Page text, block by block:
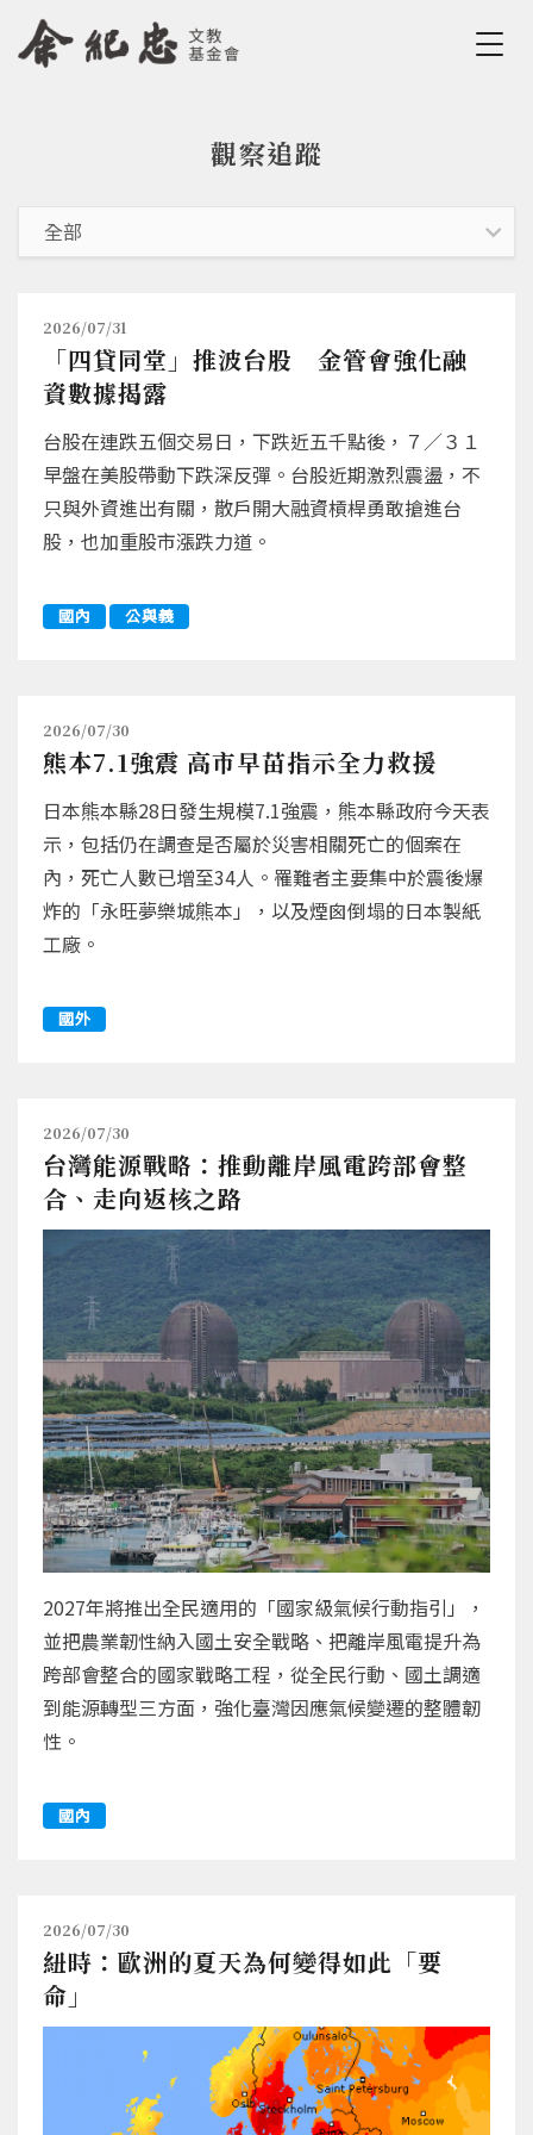
Jump to Navigation
Jump to Main content
觀察追蹤
2026/07/31
「四貸同堂」推波台股 金管會強化融
資數據揭露
台股在連跌五個交易日，下跌近五千點後，７／３１
早盤在美股帶動下跌深反彈。台股近期激烈震盪，不
只與外資進出有關，散戶開大融資槓桿勇敢搶進台
股，也加重股市漲跌力道。
國內 公與義
2026/07/30
熊本7.1強震 高市早苗指示全力救援
日本熊本縣28日發生規模7.1強震，熊本縣政府今天表
示，包括仍在調查是否屬於災害相關死亡的個案在
內，死亡人數已增至34人。罹難者主要集中於震後爆
炸的「永旺夢樂城熊本」，以及煙囪倒塌的日本製紙
工廠。
國外
2026/07/30
台灣能源戰略：推動離岸風電跨部會整
合、走向返核之路
2027年將推出全民適用的「國家級氣候行動指引」，
並把農業韌性納入國土安全戰略、把離岸風電提升為
跨部會整合的國家戰略工程，從全民行動、國土調適
到能源轉型三方面，強化臺灣因應氣候變遷的整體韌
性。
國內
2026/07/30
紐時：歐洲的夏天為何變得如此「要
命」